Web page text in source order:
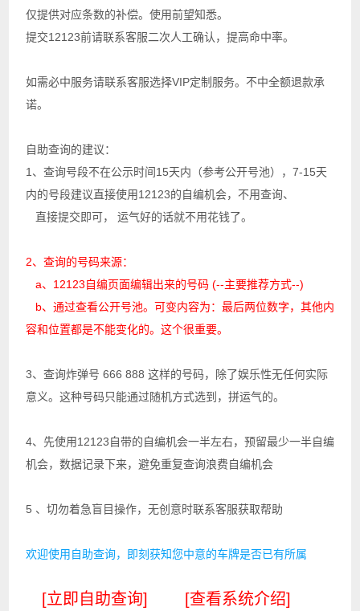
仅提供对应条数的补偿。使用前望知悉。
提交12123前请联系客服二次人工确认，提高命中率。
如需必中服务请联系客服选择VIP定制服务。不中全额退款承
诺。
自助查询的建议：
1、查询号段不在公示时间15天内（参考公开号池），7-15天
内的号段建议直接使用12123的自编机会，不用查询、
直接提交即可， 运气好的话就不用花钱了。
2、查询的号码来源：
a、12123自编页面编辑出来的号码 (--主要推荐方式--)
b、通过查看公开号池。可变内容为：最后两位数字，其他内
容和位置都是不能变化的。 这个很重要。
3、查询炸弹号 666 888 这样的号码，除了娱乐性无任何实际
意义。这种号码只能通过随机方式选到，拼运气的。
4、先使用12123自带的自编机会一半左右，预留最少一半自编
机会，数据记录下来，避免重复查询浪费自编机会
5 、切勿着急盲目操作，无创意时联系客服获取帮助
欢迎使用自助查询，即刻获知您中意的车牌是否已有所属
[立即自助查询] [查看系统介绍]